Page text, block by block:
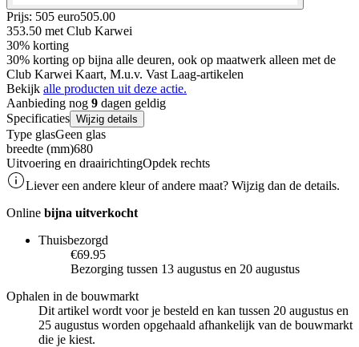
Prijs: 505 euro505.00
353.50 met Club Karwei
30% korting
30% korting op bijna alle deuren, ook op maatwerk alleen met de
Club Karwei Kaart, M.u.v. Vast Laag-artikelen
Bekijk alle producten uit deze actie.
Aanbieding nog 9 dagen geldig
Specificaties Wijzig details
Type glasGeen glas
breedte (mm)680
Uitvoering en draairichtingOpdek rechts
Liever een andere kleur of andere maat? Wijzig dan de details.
Online bijna uitverkocht
Thuisbezorgd
€69.95
Bezorging tussen 13 augustus en 20 augustus
Ophalen in de bouwmarkt
Dit artikel wordt voor je besteld en kan tussen 20 augustus en
25 augustus worden opgehaald afhankelijk van de bouwmarkt
die je kiest.